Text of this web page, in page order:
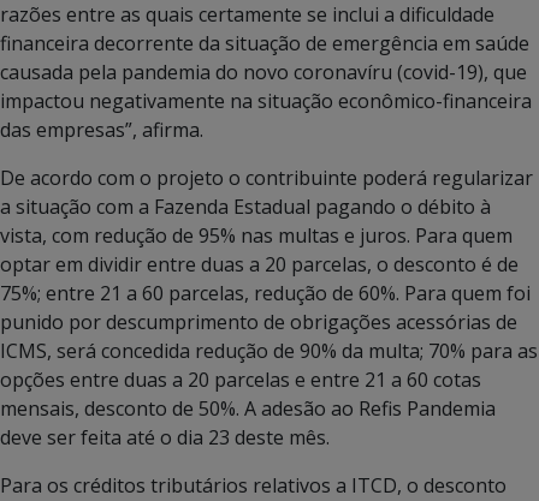
razões entre as quais certamente se inclui a dificuldade
financeira decorrente da situação de emergência em saúde
causada pela pandemia do novo coronavíru (covid-19), que
impactou negativamente na situação econômico-financeira
das empresas”, afirma.
De acordo com o projeto o contribuinte poderá regularizar
a situação com a Fazenda Estadual pagando o débito à
vista, com redução de 95% nas multas e juros. Para quem
optar em dividir entre duas a 20 parcelas, o desconto é de
75%; entre 21 a 60 parcelas, redução de 60%. Para quem foi
punido por descumprimento de obrigações acessórias de
ICMS, será concedida redução de 90% da multa; 70% para as
opções entre duas a 20 parcelas e entre 21 a 60 cotas
mensais, desconto de 50%. A adesão ao Refis Pandemia
deve ser feita até o dia 23 deste mês.
Para os créditos tributários relativos a ITCD, o desconto